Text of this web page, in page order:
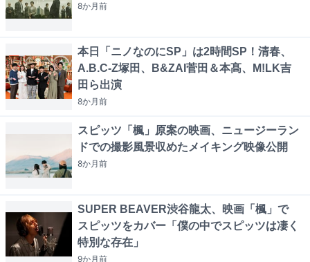
8か月前
本日「ニノなのにSP」は2時間SP！清春、
A.B.C-Z塚田、B&ZAI菅田＆本髙、M!LK吉
田ら出演
8か月前
スピッツ「楓」原案の映画、ニュージーラン
ドでの撮影風景収めたメイキング映像公開
8か月前
SUPER BEAVER渋谷龍太、映画「楓」で
スピッツをカバー「僕の中でスピッツは凄く
特別な存在」
9か月前